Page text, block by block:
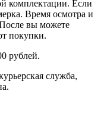
комплектации. Если
Время осмотра и
вы можете
покупки.
рублей.
служба,